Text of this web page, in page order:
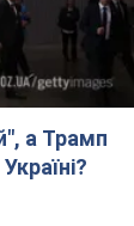
а Трамп